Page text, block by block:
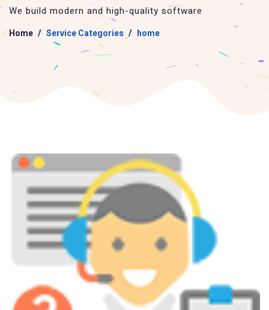
We build modern and high-quality software
Home Service Categories home